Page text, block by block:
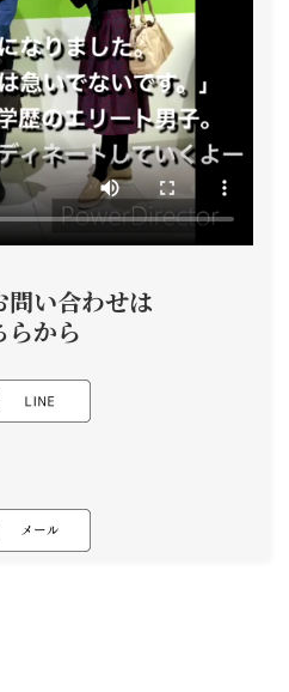
問い合わせは
らから